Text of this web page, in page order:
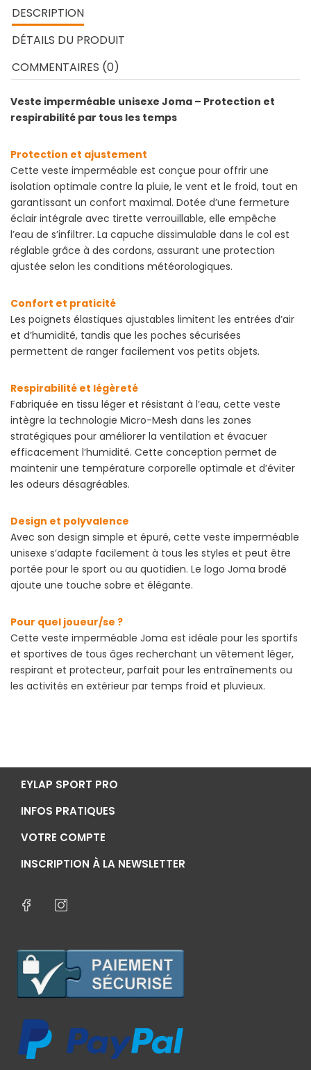
DESCRIPTION
DÉTAILS DU PRODUIT
COMMENTAIRES (0)
Veste imperméable unisexe Joma – Protection et
respirabilité par tous les temps
Protection et ajustement
Cette veste imperméable est conçue pour offrir une
isolation optimale contre la pluie, le vent et le froid, tout en
garantissant un confort maximal. Dotée d’une fermeture
éclair intégrale avec tirette verrouillable, elle empêche
l’eau de s’infiltrer. La capuche dissimulable dans le col est
réglable grâce à des cordons, assurant une protection
ajustée selon les conditions météorologiques.
Confort et praticité
Les poignets élastiques ajustables limitent les entrées d’air
et d’humidité, tandis que les poches sécurisées
permettent de ranger facilement vos petits objets.
Respirabilité et légèreté
Fabriquée en tissu léger et résistant à l’eau, cette veste
intègre la technologie Micro-Mesh dans les zones
stratégiques pour améliorer la ventilation et évacuer
efficacement l’humidité. Cette conception permet de
maintenir une température corporelle optimale et d’éviter
les odeurs désagréables.
Design et polyvalence
Avec son design simple et épuré, cette veste imperméable
unisexe s’adapte facilement à tous les styles et peut être
portée pour le sport ou au quotidien. Le logo Joma brodé
ajoute une touche sobre et élégante.
Pour quel joueur/se ?
Cette veste imperméable Joma est idéale pour les sportifs
et sportives de tous âges recherchant un vêtement léger,
respirant et protecteur, parfait pour les entraînements ou
les activités en extérieur par temps froid et pluvieux.
EYLAP SPORT PRO
INFOS PRATIQUES
VOTRE COMPTE
INSCRIPTION À LA NEWSLETTER